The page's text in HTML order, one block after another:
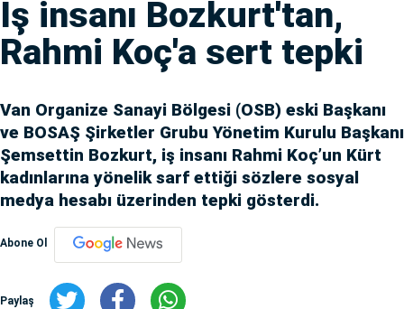
İş insanı Bozkurt'tan,
Rahmi Koç'a sert tepki
Van Organize Sanayi Bölgesi (OSB) eski Başkanı
ve BOSAŞ Şirketler Grubu Yönetim Kurulu Başkanı
Şemsettin Bozkurt, iş insanı Rahmi Koç’un Kürt
kadınlarına yönelik sarf ettiği sözlere sosyal
medya hesabı üzerinden tepki gösterdi.
Abone Ol
Paylaş